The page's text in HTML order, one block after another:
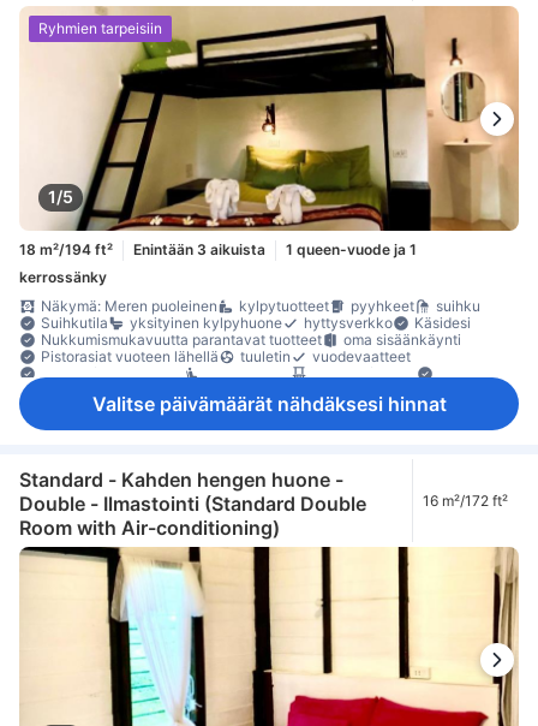
1/5
Ryhmien tarpeisiin
18 m²/194 ft² Enintään 3 aikuista
1 queen-vuode ja 1
kerrossänky
Näkymä: Meren puoleinen
kylpytuotteet pyyhkeet
suihku
Suihkutila
yksityinen kylpyhuone hyttysverkko
Käsidesi
Nukkumismukavuutta parantavat tuotteet
oma sisäänkäynti
Pistorasiat vuoteen lähellä
tuuletin
vuodevaatteet
Turvaominaisuudet
Valitse päivämäärät nähdäksesi hinnat
Standard - Kahden hengen huone -
Double - Ilmastointi (Standard Double
Room with Air-conditioning)
16 m²/172 ft²